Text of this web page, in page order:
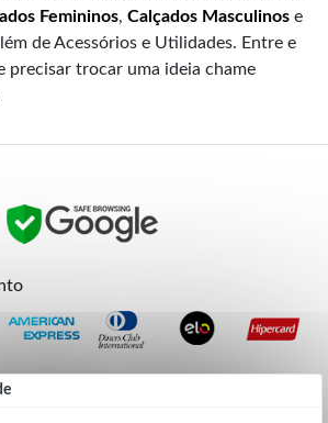
Femininos, Calçados Masculinos e
de Acessórios e Utilidades. Entre e
precisar trocar uma ideia chame